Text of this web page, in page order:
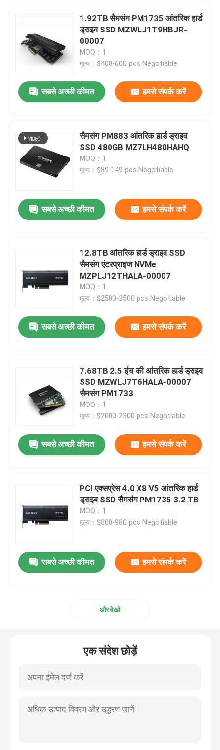
1.92TB सैमसंग PM1735 आंतरिक हार्ड
ड्राइव SSD MZWLJ1T9HBJR-
00007
MOQ：1
मूल्य：$400-600 pcs Negotiable
सबसे अच्छी कीमत हमसे संपर्क करें
सैमसंग PM883 आंतरिक हार्ड ड्राइव
SSD 480GB MZ7LH480HAHQ
MOQ：1
मूल्य：$89-149 pcs Negotiable
सबसे अच्छी कीमत हमसे संपर्क करें
12.8TB आंतरिक हार्ड ड्राइव SSD
सैमसंग एंटरप्राइज NVMe
MZPLJ12THALA-00007
MOQ：1
मूल्य：$2500-3500 pcs Negotiable
सबसे अच्छी कीमत हमसे संपर्क करें
7.68TB 2.5 इंच की आंतरिक हार्ड ड्राइव
SSD MZWLJ7T6HALA-00007
सैमसंग PM1733
MOQ：1
मूल्य：$2000-2300 pcs Negotiable
सबसे अच्छी कीमत हमसे संपर्क करें
PCI एक्सप्रेस 4.0 X8 V5 आंतरिक हार्ड
ड्राइव SSD सैमसंग PM1735 3.2 TB
MOQ：1
मूल्य：$800-980 pcs Negotiable
सबसे अच्छी कीमत हमसे संपर्क करें
और देखो
एक संदेश छोड़ें